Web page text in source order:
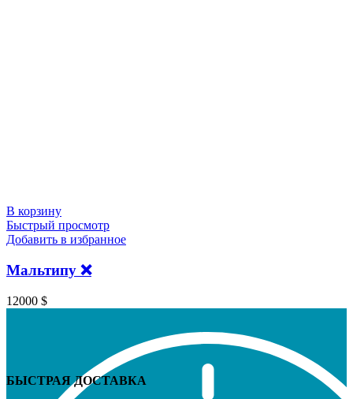
В корзину
Быстрый просмотр
Добавить в избранное
Мальтипу ❌
12000 $
БЫСТРАЯ ДОСТАВКА